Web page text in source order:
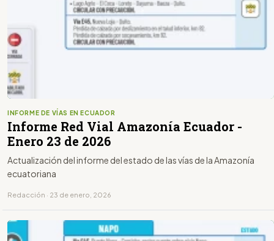
INFORME DE VÍAS EN ECUADOR
Informe Red Vial Amazonía Ecuador -
Enero 23 de 2026
Actualización del informe del estado de las vías de la Amazonía
ecuatoriana
Redacción · 23 de enero, 2026